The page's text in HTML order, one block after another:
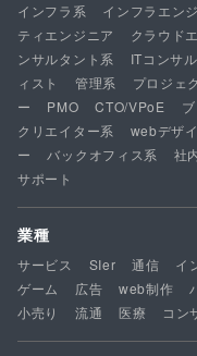
インフラ系
インフラエン
ティエンジニア
クラウド
ンサルタント系
ITコンサ
ィスト
管理系 プロジェ
ー
PMO CTO/VPoE
クリエイター系
webデザ
ー
バックオフィス系 社
サポート
業種
サービス SIer 通信 イ
ゲーム
広告 web制作
小売り
流通 医療 コン